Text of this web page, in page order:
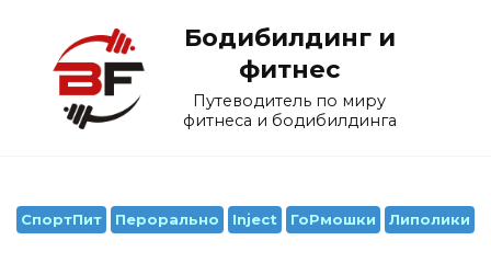
содержанию
Бодибилдинг и
фитнес
Путеводитель по миру
фитнеса и бодибилдинга
СпортПит Перорально Inject ГоРмошки Липолики